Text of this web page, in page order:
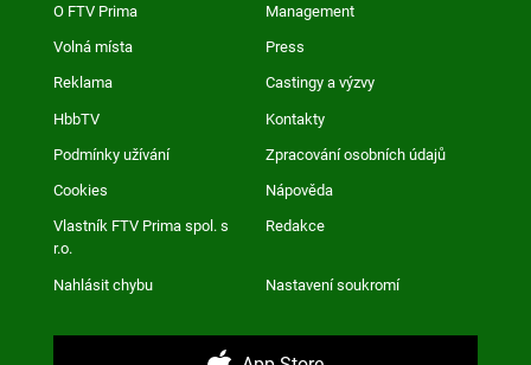
O FTV Prima Management
Volná místa Press
Reklama Castingy a výzvy
HbbTV Kontakty
Podmínky užívání Zpracování osobních údajů
Cookies Nápověda
Vlastník FTV Prima spol. s
r.o.
Redakce
Nahlásit chybu Nastavení soukromí